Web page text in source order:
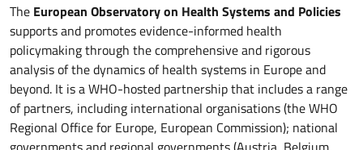
The European Observatory on Health Systems and Policies
supports and promotes evidence-informed health
policymaking through the comprehensive and rigorous
analysis of the dynamics of health systems in Europe and
beyond. It is a WHO-hosted partnership that includes a range
of partners, including international organisations (the WHO
Regional Office for Europe, European Commission); national